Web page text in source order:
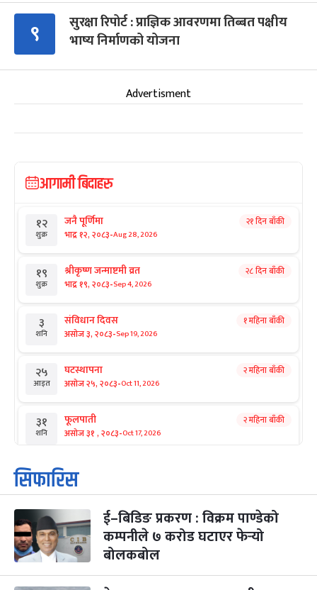
९
सुरक्षा रिपोर्ट : प्राज्ञिक आवरणमा तिब्बत पक्षीय
भाष्य निर्माणको योजना
Advertisment
आगामी बिदाहरु
१२
शुक्र
जनै पूर्णिमा
भाद्र १२, २०८३-Aug 28, 2026
२१ दिन बाँकी
१९
शुक्र
श्रीकृष्ण जन्माष्टमी व्रत
भाद्र १९, २०८३-Sep 4, 2026
२८ दिन बाँकी
३
शनि
संविधान दिवस
असोज ३, २०८३-Sep 19, 2026
१ महिना बाँकी
२५
आइत
घटस्थापना
असोज २५, २०८३-Oct 11, 2026
२ महिना बाँकी
३१
शनि
फूलपाती
असोज ३१ , २०८३-Oct 17, 2026
२ महिना बाँकी
१
आइत
कार्तिक सङ्क्रान्ति
कार्तिक १, २०८३
३
मंगल
महानवमी
कार्तिक ३, २०८३-Oct 20, 2026
२ महिना बाँकी
४
सिफारिस
ई–बिडिङ प्रकरण : विक्रम पाण्डेको
कम्पनीले ७ करोड घटाएर फेर्‍यो
बोलकबोल